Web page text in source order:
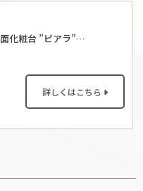
LIXIL INAX 洗面化粧台 ”ピアラ” を採用しました。
詳しくはこちら